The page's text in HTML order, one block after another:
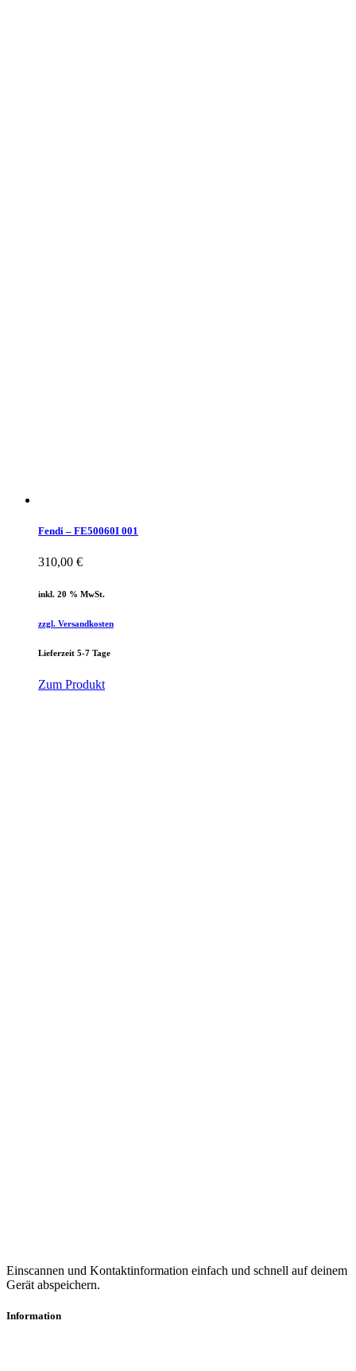
Fendi – FE50060I 001
310,00 €
inkl. 20 % MwSt.
zzgl. Versandkosten
Lieferzeit 5-7 Tage
Zum Produkt
Einscannen und Kontaktinformation einfach und schnell auf deinem
Gerät abspeichern.
Information